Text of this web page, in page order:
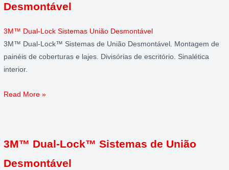
Desmontável
3M™ Dual-Lock Sistemas União Desmontável
3M™ Dual-Lock™ Sistemas de União Desmontável. Montagem de
painéis de coberturas e lajes. Divisórias de escritório. Sinalética
interior.
Read More »
3M™ Dual-Lock™ Sistemas de União
Desmontável